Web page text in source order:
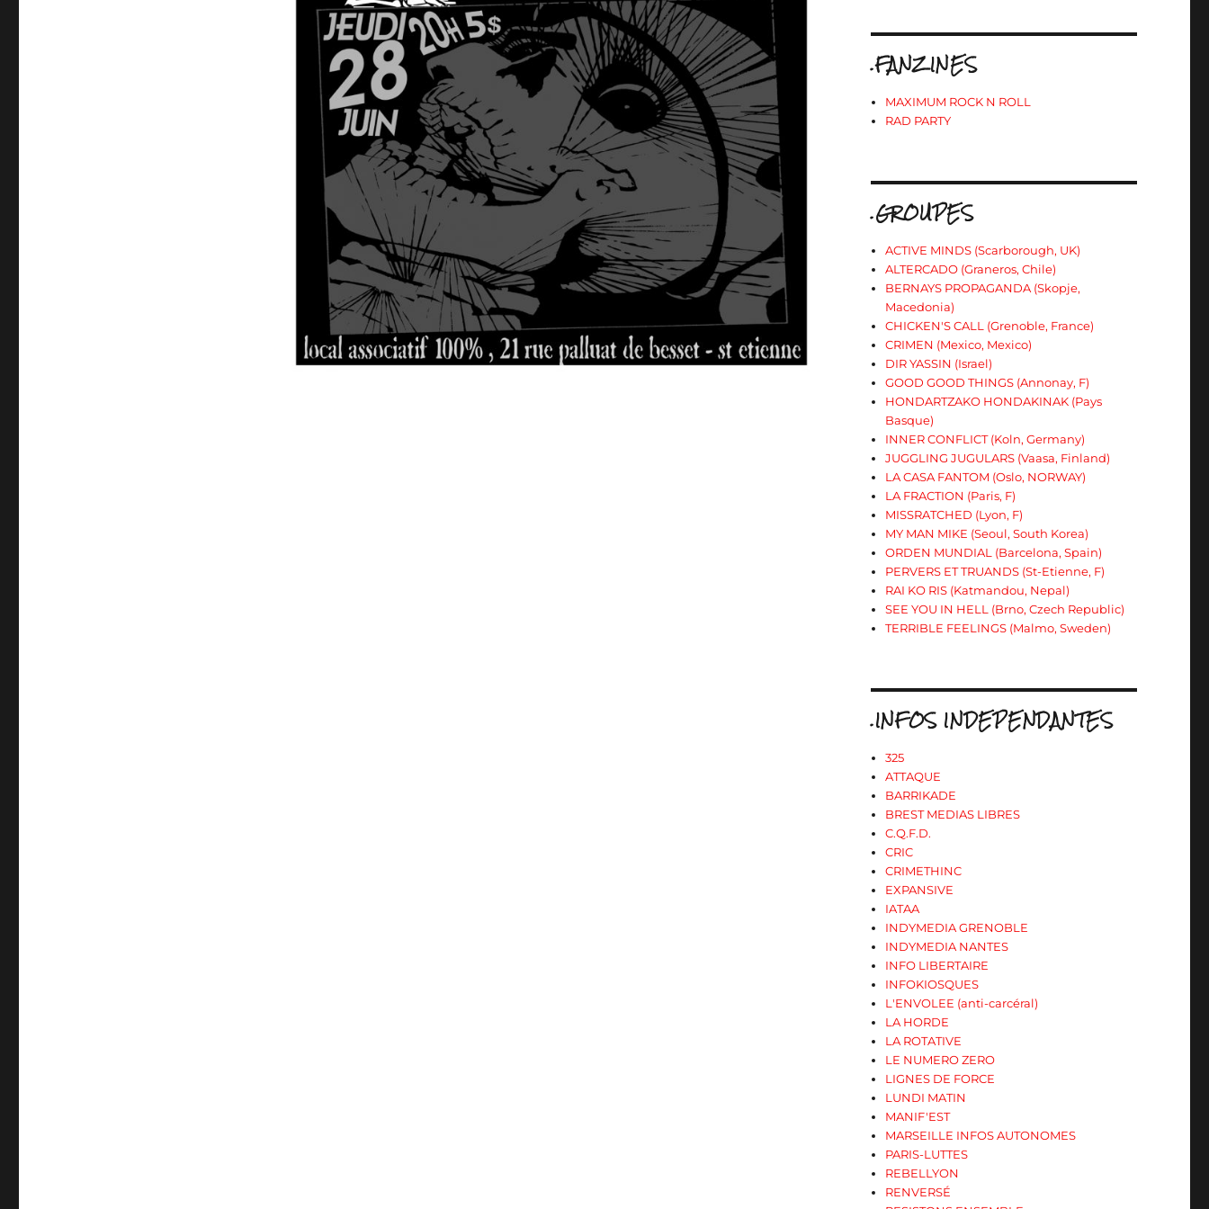
.FANZINES
MAXIMUM ROCK N ROLL
RAD PARTY
.GROUPES
ACTIVE MINDS (Scarborough, UK)
ALTERCADO (Graneros, Chile)
BERNAYS PROPAGANDA (Skopje,
Macedonia)
CHICKEN'S CALL (Grenoble, France)
CRIMEN (Mexico, Mexico)
DIR YASSIN (Israel)
GOOD GOOD THINGS (Annonay, F)
HONDARTZAKO HONDAKINAK (Pays
Basque)
INNER CONFLICT (Koln, Germany)
JUGGLING JUGULARS (Vaasa, Finland)
LA CASA FANTOM (Oslo, NORWAY)
LA FRACTION (Paris, F)
MISSRATCHED (Lyon, F)
MY MAN MIKE (Seoul, South Korea)
ORDEN MUNDIAL (Barcelona, Spain)
PERVERS ET TRUANDS (St-Etienne, F)
RAI KO RIS (Katmandou, Nepal)
SEE YOU IN HELL (Brno, Czech Republic)
TERRIBLE FEELINGS (Malmo, Sweden)
.INFOS INDEPENDANTES
325
ATTAQUE
BARRIKADE
BREST MEDIAS LIBRES
C.Q.F.D.
CRIC
CRIMETHINC
EXPANSIVE
IATAA
INDYMEDIA GRENOBLE
INDYMEDIA NANTES
INFO LIBERTAIRE
INFOKIOSQUES
L'ENVOLEE (anti-carcéral)
LA HORDE
LA ROTATIVE
LE NUMERO ZERO
LIGNES DE FORCE
LUNDI MATIN
MANIF'EST
MARSEILLE INFOS AUTONOMES
PARIS-LUTTES
REBELLYON
RENVERSÉ